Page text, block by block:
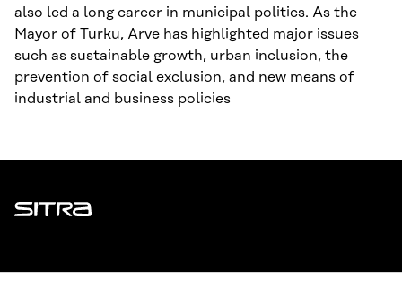
also led a long career in municipal politics. As the
Mayor of Turku, Arve has highlighted major issues
such as sustainable growth, urban inclusion, the
prevention of social exclusion, and new means of
industrial and business policies
Sitra